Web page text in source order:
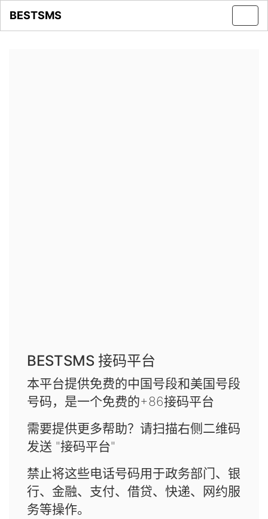
BESTSMS
BESTSMS 接码平台
本平台提供免费的中国号段和美国号段
号码，是一个免费的+86接码平台
需要提供更多帮助？请扫描右侧二维码
发送 "接码平台"
禁止将这些电话号码用于政务部门、银
行、金融、支付、借贷、快递、网约服
务等操作。